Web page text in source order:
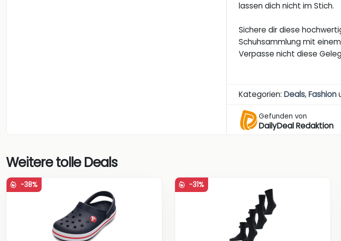
lassen dich nicht im Stich.
Sichere dir diese
Schuhsammlung mit
Verpasse nicht diese
Kategorien:Deals,Fashion
Gefunden von
DailyDeal Redaktion
Weitere tolle Deals
-38% -31%